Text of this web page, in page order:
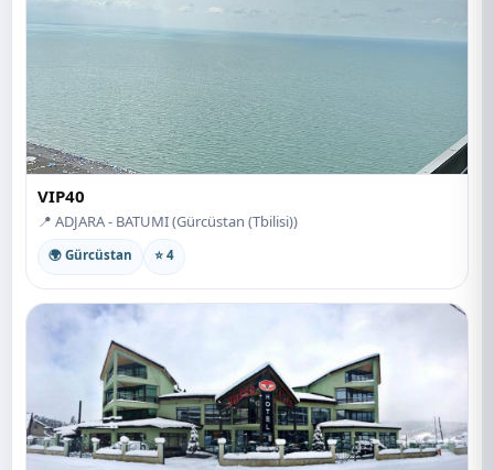
VIP40
📍 ADJARA - BATUMI (Gürcüstan (Tbilisi))
🌍 Gürcüstan ⭐ 4